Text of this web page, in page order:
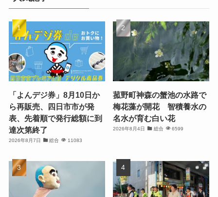
「よんデジ券」8月10日か
ら再販売、四日市市が発
表、先着順で発行総額に到
達次第終了
2026年8月7日 総合 11083
菰野町神森の蟹池の水路で
梅花藻が開花 智積養水の
名水が育む白い花
2026年8月4日 総合 6599